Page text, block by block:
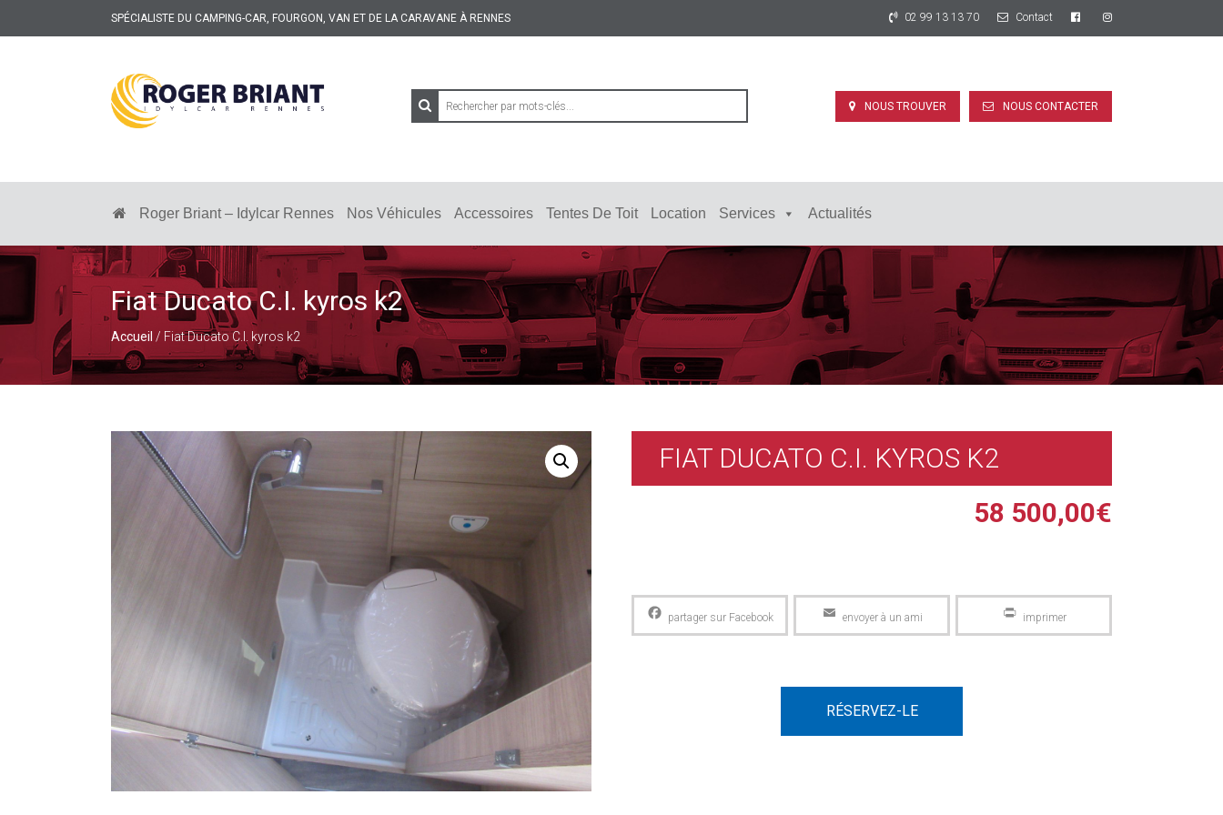
SPÉCIALISTE DU CAMPING-CAR, FOURGON, VAN ET DE LA CARAVANE À RENNES 02 99 13 13 70 Contact
ROGER
BRIANT
DU
CAR
DE
LA
CARAVANE
À
RENNES
NOUS TROUVER NOUS CONTACTER
Roger Briant – Idylcar Rennes Nos Véhicules Accessoires Tentes De Toit Location Services Actualités
Fiat Ducato C.I. kyros k2
Accueil / Fiat Ducato C.I. kyros k2
FIAT DUCATO C.I. KYROS K2
58 500,00€
Facebook Email PrintFriendly
RÉSERVEZ-LE